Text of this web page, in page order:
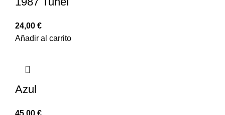
24,00 €
Añadir al carrito
Azul
45,00 €